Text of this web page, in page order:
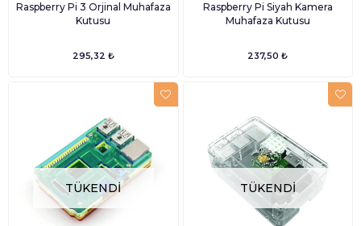
Raspberry Pi 3 Orjinal Muhafaza
Kutusu
295,32 ₺
Raspberry Pi Siyah Kamera
Muhafaza Kutusu
237,50 ₺
TÜKENDI TÜKENDI